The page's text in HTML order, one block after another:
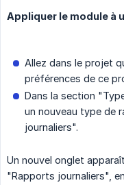
Appliquer le module à
Allez dans le projet
préférences de ce
Dans la section
un nouveau type de
journaliers".
Un nouvel onglet
"Rapports journaliers",